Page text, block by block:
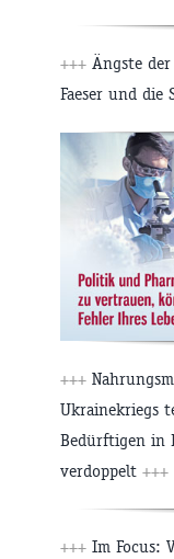
+++ Ängste
Faeser und die
+++
Ukrainekriegs
Bedürftigen in
verdoppelt +++
+++ Im Focus: